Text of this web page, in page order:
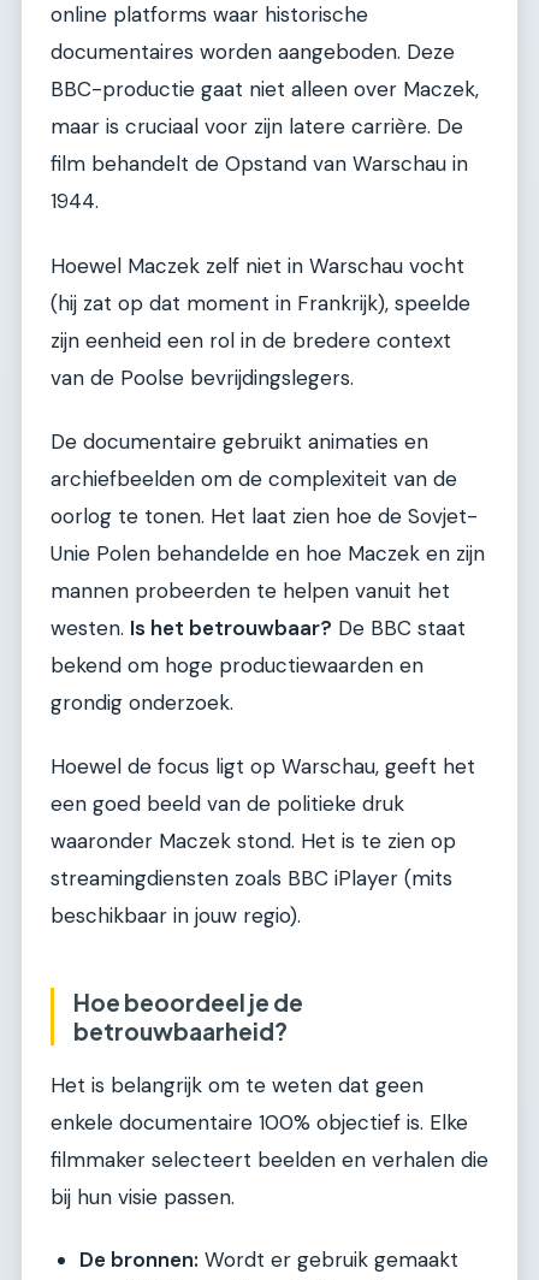
online platforms waar historische
documentaires worden aangeboden. Deze
BBC-productie gaat niet alleen over Maczek,
maar is cruciaal voor zijn latere carrière. De
film behandelt de Opstand van Warschau in
1944.
Hoewel Maczek zelf niet in Warschau vocht
(hij zat op dat moment in Frankrijk), speelde
zijn eenheid een rol in de bredere context
van de Poolse bevrijdingslegers.
De documentaire gebruikt animaties en
archiefbeelden om de complexiteit van de
oorlog te tonen. Het laat zien hoe de Sovjet-
Unie Polen behandelde en hoe Maczek en zijn
mannen probeerden te helpen vanuit het
westen. Is het betrouwbaar? De BBC staat
bekend om hoge productiewaarden en
grondig onderzoek.
Hoewel de focus ligt op Warschau, geeft het
een goed beeld van de politieke druk
waaronder Maczek stond. Het is te zien op
streamingdiensten zoals BBC iPlayer (mits
beschikbaar in jouw regio).
Hoe beoordeel je de
betrouwbaarheid?
Het is belangrijk om te weten dat geen
enkele documentaire 100% objectief is. Elke
filmmaker selecteert beelden en verhalen die
bij hun visie passen.
De bronnen: Wordt er gebruik gemaakt